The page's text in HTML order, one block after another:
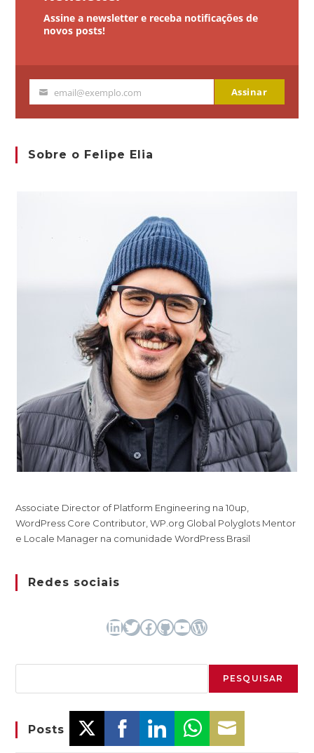
Assine a newsletter e receba notificações de
novos posts!
Seu
email@exemplo.com Assinar
Sobre o Felipe Elia
Associate Director of Platform Engineering na 10up,
WordPress Core Contributor, WP.org Global Polyglots Mentor
e Locale Manager na comunidade WordPress Brasil
Redes sociais
LinkedIn
TwitterFacebook
GitHubYoutubeWordPress
PESQUISAR
Posts mais lidos